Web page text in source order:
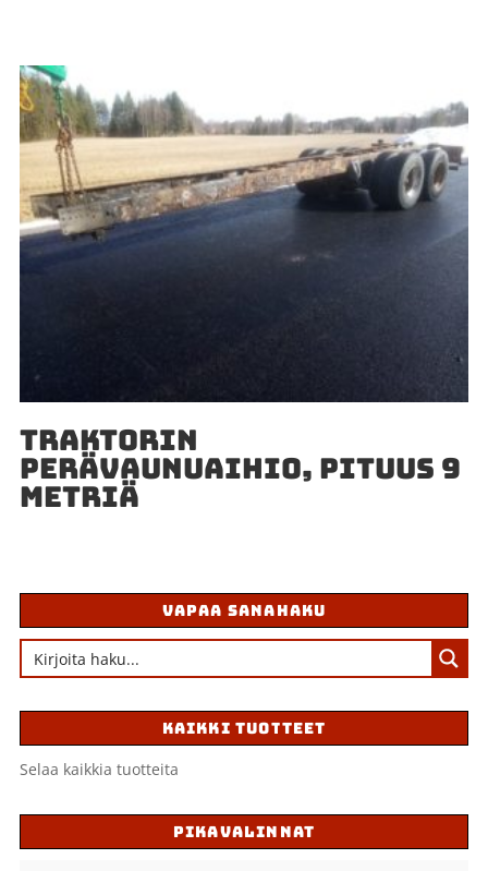
TRAKTORIN
PERÄVAUNUAIHIO, PITUUS 9
METRIÄ
VAPAA SANAHAKU
KAIKKI TUOTTEET
Selaa kaikkia tuotteita
PIKAVALINNAT